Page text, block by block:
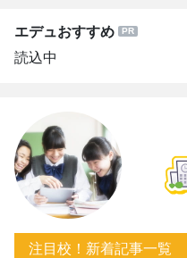
エデュおすすめ
読込中
注目校！新着記事一覧